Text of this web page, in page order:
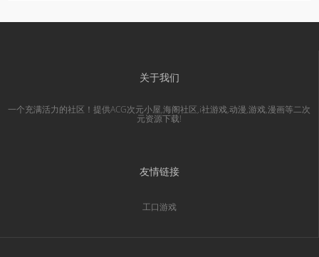
关于我们
一个充满活力的社区！提供ACG次元小屋,海阁社区,i社游戏,动漫,游戏,漫画等二次
元资源下载!
友情链接
工口游戏